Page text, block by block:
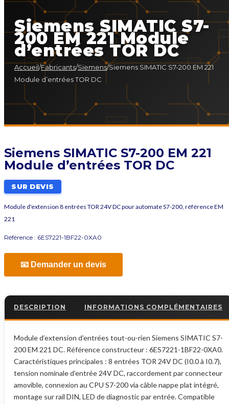
Siemens SIMATIC S7-
200 EM 221 Module
d’entrées TOR DC
Accueil/Fabricants/Siemens/Siemens SIMATIC S7-200 EM 221
Module d’entrées TOR DC
Siemens SIMATIC S7-200 EM 221
Module d’entrées TOR DC
SUR DEVIS
Module d'extension 8 entrées TOR 24V DC pour automate S7-200, référence EM
221
Référence : 6ES7221-1BF22-0XA0
📧 Demander un devis
DESCRIPTION INFORMATIONS COMPLÉMENTAIRES
Module d’extension d’entrées tout-ou-rien Siemens SIMATIC S7-
200 EM 221 DC. Référence constructeur : 6ES7221-1BF22-0XA0.
Caractéristiques principales : 8 entrées TOR 24V DC (I0.0 à I0.7),
tension nominale d’entrée 24V DC, raccordement par connecteur
amovible, connexion au CPU S7-200 via câble nappe plat intégré,
montage sur rail DIN, LED de diagnostic par entrée. Compatible